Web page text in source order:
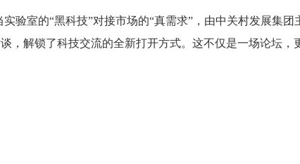
验室的“黑科技”对接市场的“真需求”，由中关村发展集
，解锁了科技交流的全新打开方式。这不仅是一场论坛